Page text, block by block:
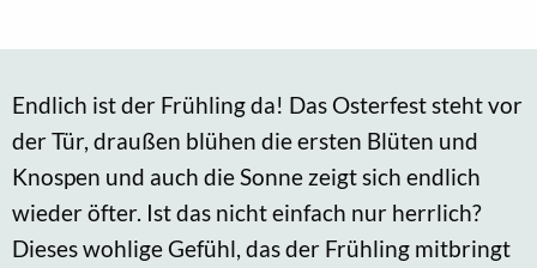
Endlich ist der Frühling da! Das Osterfest steht vor
der Tür, draußen blühen die ersten Blüten und
Knospen und auch die Sonne zeigt sich endlich
wieder öfter. Ist das nicht einfach nur herrlich?
Dieses wohlige Gefühl, das der Frühling mitbringt